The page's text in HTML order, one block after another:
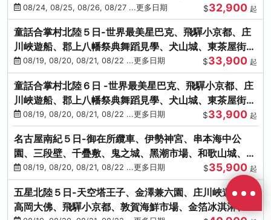
白川鄉合掌村
08/24, 08/25, 08/26, 08/27 ...更多日期 $32,900 起
童話合掌村北陸５日-世界最美星巴克、飛驒小京都、庄
川峽遊船、郡上八幡祭典舞蹈見學、犬山城、東茶屋街、
松葉蟹、金箔冰淇淋
08/19, 08/20, 08/21, 08/22 ...更多日期 $33,900 起
童話合掌村北陸６日 -世界最美星巴克、飛驒小京都、庄
川峽遊船、郡上八幡祭典舞蹈見學、犬山城、東茶屋街、
松葉蟹、金箔冰淇淋
08/19, 08/20, 08/21, 08/22 ...更多日期 $33,900 起
名古屋南紀５日-御在所纜車、伊勢神宮、串本海中公
園、三段壁、千疊敷、鬼之城、黑潮市場、和歌山城、伊
勢龍蝦溫泉
08/19, 08/20, 08/21, 08/22 ...更多日期 $35,900 起
五星北陸５日-天空塔王子、金澤兼六園、庄川峽遊船、
高岡大佛、飛驒小京都、敦賀海鮮市場、金箔冰淇淋、鰻